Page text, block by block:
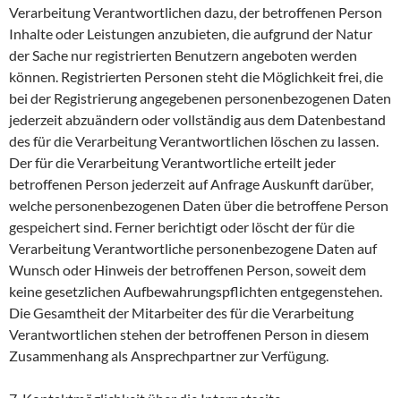
Verarbeitung Verantwortlichen dazu, der betroffenen Person
Inhalte oder Leistungen anzubieten, die aufgrund der Natur
der Sache nur registrierten Benutzern angeboten werden
können. Registrierten Personen steht die Möglichkeit frei, die
bei der Registrierung angegebenen personenbezogenen Daten
jederzeit abzuändern oder vollständig aus dem Datenbestand
des für die Verarbeitung Verantwortlichen löschen zu lassen.
Der für die Verarbeitung Verantwortliche erteilt jeder
betroffenen Person jederzeit auf Anfrage Auskunft darüber,
welche personenbezogenen Daten über die betroffene Person
gespeichert sind. Ferner berichtigt oder löscht der für die
Verarbeitung Verantwortliche personenbezogene Daten auf
Wunsch oder Hinweis der betroffenen Person, soweit dem
keine gesetzlichen Aufbewahrungspflichten entgegenstehen.
Die Gesamtheit der Mitarbeiter des für die Verarbeitung
Verantwortlichen stehen der betroffenen Person in diesem
Zusammenhang als Ansprechpartner zur Verfügung.